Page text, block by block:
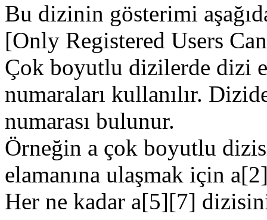
Bu dizinin gösterimi
[Only Registered Users
Çok boyutlu dizilerde dizi
numaraları kullanılır.
numarası bulunur.
Örneğin a çok boyutlu
elamanına ulaşmak için
Her ne kadar a[5][7]